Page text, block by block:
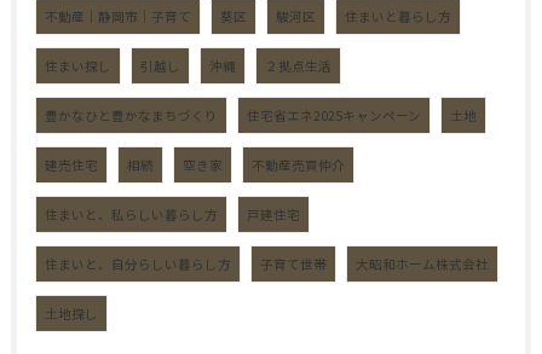
不動産｜静岡市｜子育て 葵区 駿河区 住まいと暮らし方
住まい探し 引越し 沖縄 ２拠点生活
豊かなひと豊かなまちづくり 住宅省エネ2025キャンペーン 土地
建売住宅 相続 空き家 不動産売買仲介
住まいと、私らしい暮らし方 戸建住宅
住まいと、自分らしい暮らし方 子育て世帯 大昭和ホーム株式会社
土地探し